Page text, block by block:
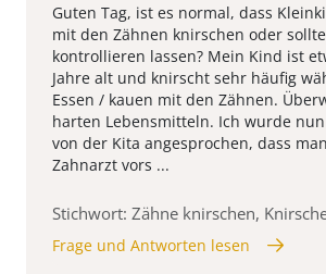
Guten Tag, ist es normal, dass
mit den Zähnen knirschen oder
kontrollieren lassen? Mein Kind ist
Jahre alt und knirscht sehr häufig
Essen / kauen mit den Zähnen.
harten Lebensmitteln. Ich wurde
von der Kita angesprochen, dass
Zahnarzt vors ...
Stichwort: Zähne knirschen,
Frage und Antworten lesen